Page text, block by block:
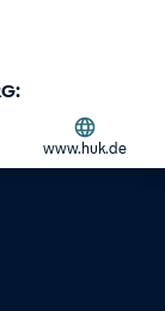
www.huk.de